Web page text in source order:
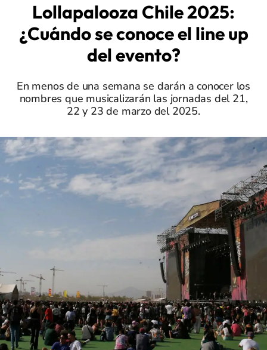
Lollapalooza Chile 2025:
¿Cuándo se conoce el line up
del evento?
En menos de una semana se darán a conocer los
nombres que musicalizarán las jornadas del 21,
22 y 23 de marzo del 2025.